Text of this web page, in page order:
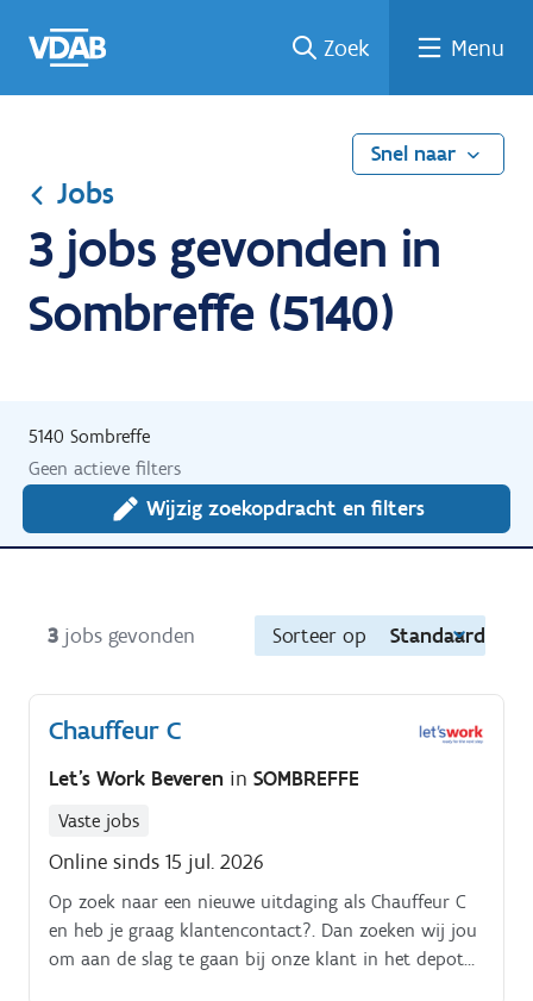
naar
een
een
job
naar
Zoek Menu
Snel naar
Jobs
3 jobs gevonden in
Sombreffe (5140)
5140 Sombreffe
Geen actieve filters
Wijzig zoekopdracht en filters
3 jobs gevonden Sorteer op Standaard
Chauffeur C
Let's Work Beveren in SOMBREFFE
Vaste jobs
Online sinds 15 jul. 2026
Op zoek naar een nieuwe uitdaging als Chauffeur C
en heb je graag klantencontact?. Dan zoeken wij jou
om aan de slag te gaan bij onze klant in het depot